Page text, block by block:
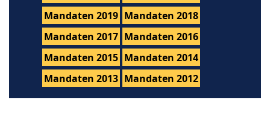
Mandaten 2019 Mandaten 2018
Mandaten 2017 Mandaten 2016
Mandaten 2015 Mandaten 2014
Mandaten 2013 Mandaten 2012